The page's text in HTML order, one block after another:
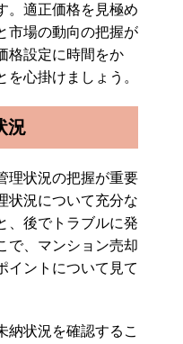
。適正価格を見極め
市場の動向の把握が
格設定に時間をか
心掛けましょう。
況
理状況の把握が重要
状況について充分な
、後でトラブルに発
で、マンション売却
イントについて見て
納状況を確認するこ